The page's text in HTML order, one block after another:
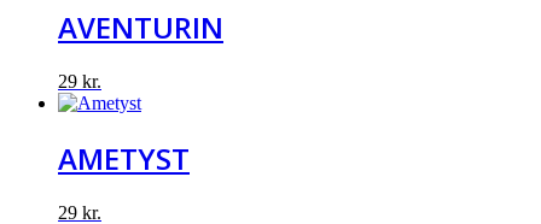
AVENTURIN
29 kr.
AMETYST
29 kr.